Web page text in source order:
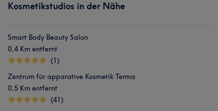
Kosmetikstudios in der Nähe
Smart Body Beauty Salon
0,4 Km entfernt
(1)
Zentrum für apparative Kosmetik Terma
0,5 Km entfernt
(41)